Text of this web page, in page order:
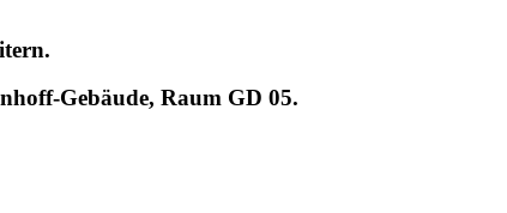
Gebäude, Raum GD 05.